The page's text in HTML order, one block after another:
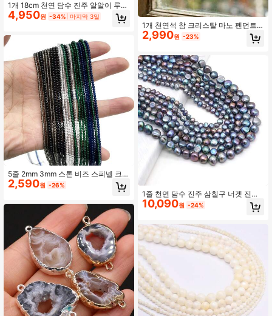
1개 18cm 천연 담수 진주 알알이 루스
비즈 매력적 여성 남성 목걸이 팔찌 주
얼리 제작 액세서리용
4,950원 -34% 마지막 3일
5줄 2mm 3mm 스톤 비즈 스피넬 크리
스탈 유리 라운드 루즈 스페이서 비즈
주얼리 제작 DIY 팔찌 목걸이 수공예
2,590원 -26%
1개 천연석 참 크리스탈 마노 펜던트
주얼리 제작 DIY 목걸이 수공예 액세
서리
2,990원 -23%
1줄 천연 담수 진주 삼칠구 너겟 진주
비즈 주얼리 제작 DIY 여성 남성 목걸
이 팔찌 수공예 액세서리
10,090원 -24%